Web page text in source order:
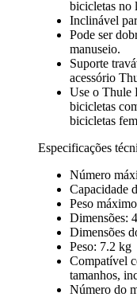
bicicletas no
Inclinável
Pode ser
manuseio.
Suporte
acessório
Use o Thule
bicicletas
bicicletas
Especificações
Número
Capacidade
Peso
Dimensões:
Dimensões
Peso: 7.2 kg
Compatível
tamanhos,
Número do